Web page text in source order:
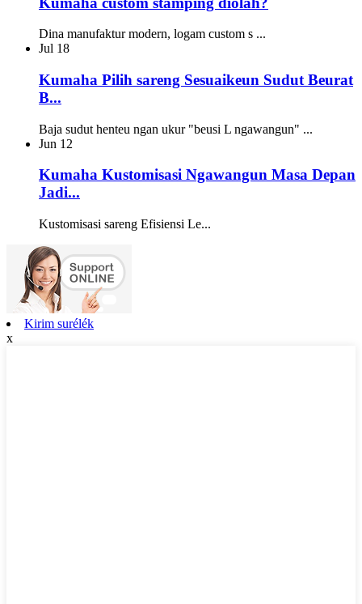
Dina manufaktur modern, logam custom s ...
Jul 18
Kumaha Pilih sareng Sesuaikeun Sudut Beurat
B...
Baja sudut henteu ngan ukur "beusi L ngawangun" ...
Jun 12
Kumaha Kustomisasi Ngawangun Masa Depan
Jadi...
Kustomisasi sareng Efisiensi Le...
Kirim surélék
x